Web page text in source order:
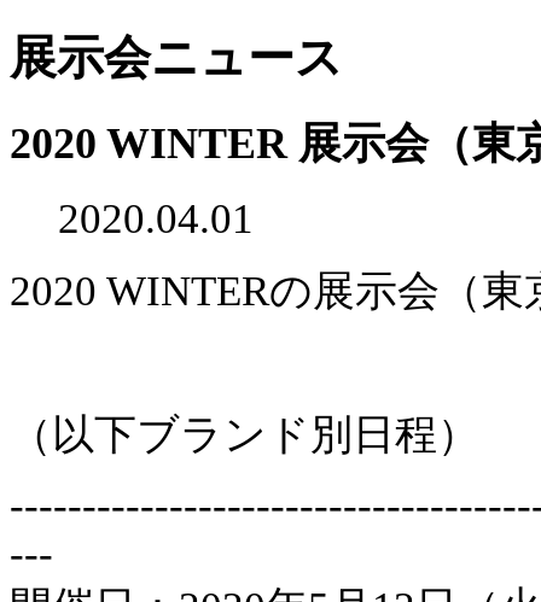
展示会ニュース
2020 WINTER 展示会（東
2020.04.01
2020 WINTERの展示会（
（以下ブランド別日程）
---